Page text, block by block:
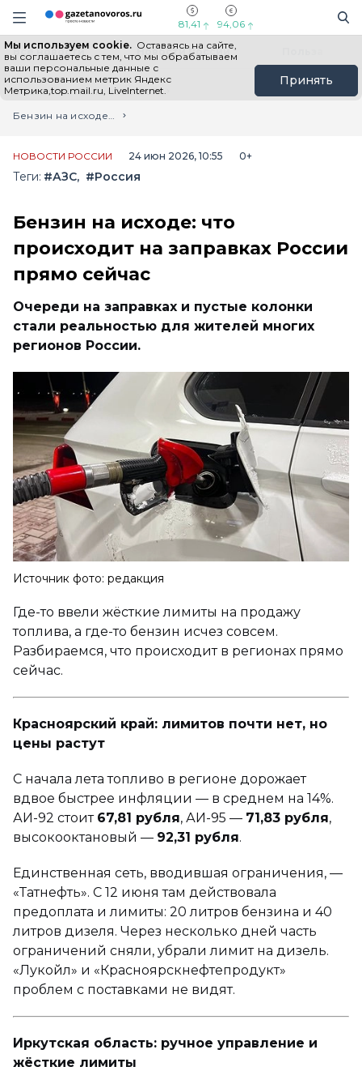
Информационный портал "ГазетаНоворос.ру"
Навигация сайта
81,41 94,06
Мы используем cookie. Оставаясь на сайте,
вы соглашаетесь с тем, что мы обрабатываем
ваши персональные данные с
использованием метрик Яндекс
Метрика,top.mail.ru, LiveInternet.
Принять
Все новости Новости России
Главная
Лента новостей
Бензин на исходе: что происходит на заправках России прямо сейчас
НОВОСТИ РОССИИ 24 июн 2026, 10:55 0+
Теги: #АЗС #Россия
Бензин на исходе: что
происходит на заправках России
прямо сейчас
Очереди на заправках и пустые колонки
стали реальностью для жителей многих
регионов России.
Источник фото: редакция
Где-то ввели жёсткие лимиты на продажу
топлива, а где-то бензин исчез совсем.
Разбираемся, что происходит в регионах прямо
сейчас.
Красноярский край: лимитов почти нет, но
цены растут
С начала лета топливо в регионе дорожает
вдвое быстрее инфляции — в среднем на 14%.
АИ-92 стоит 67,81 рубля, АИ-95 — 71,83 рубля,
высокооктановый — 92,31 рубля.
Единственная сеть, вводившая ограничения, —
«Татнефть». С 12 июня там действовала
предоплата и лимиты: 20 литров бензина и 40
литров дизеля. Через несколько дней часть
ограничений сняли, убрали лимит на дизель.
«Лукойл» и «Красноярскнефтепродукт»
проблем с поставками не видят.
Иркутская область: ручное управление и
жёсткие лимиты